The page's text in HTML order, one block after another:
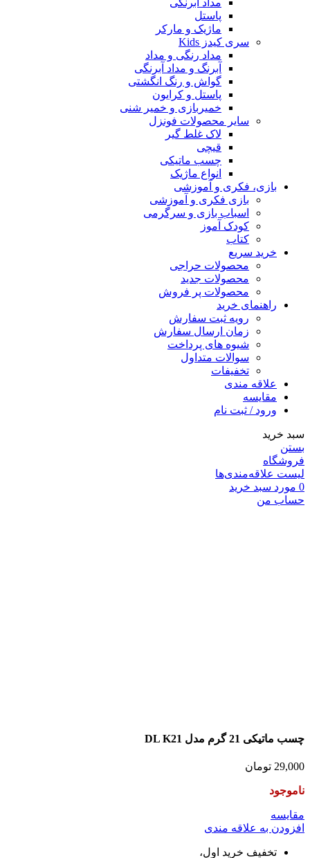
مداد آبرنگی
پاستل
ماژیک و مارکر
سری کیدز Kids
مداد رنگی و مداد
آبرنگ و مداد آبرنگی
گواش و رنگ انگشتی
پاستل و کرایون
خمیربازی و خمیر شنی
سایر محصولات فونزل
لاک غلط گیر
قیچی
چسب ماتیکی
انواع ماژیک
بازی، فکری و آموزشی
بازی فکری و آموزشی
اسباب بازی و سرگرمی
کودک آموز
کتاب
خرید سریع
محصولات حراجی
محصولات جدید
محصولات پر فروش
راهنمای خرید
رویه ثبت سفارش
زمان ارسال سفارش
شیوه های پرداخت
سوالات متداول
تخفیفات
علاقه مندی
مقايسه
ورود / ثبت نام
سبد خرید
بستن
فروشگاه
لیست علاقه‌مندی‌ها
0 مورد سبد خرید
حساب من
چسب ماتیکی 21 گرم مدل DL K21
29,000 تومان
ناموجود
مقايسه
افزودن به علاقه مندی
تخفیف خرید اول،